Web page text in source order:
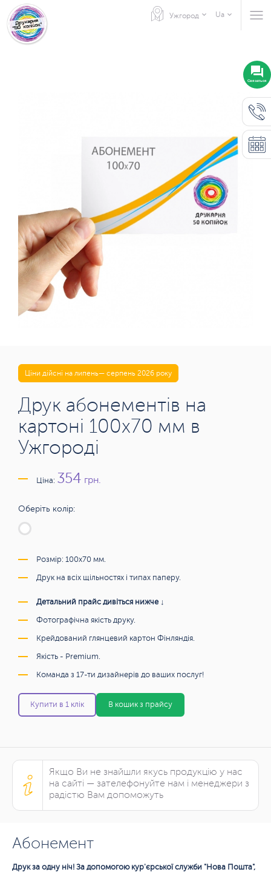
Ужгород Ua
Ціни дійсні на липень— серпень 2026 року
Друк абонементів на
картоні 100х70 мм в
Ужгороді
Ціна: 354 грн.
Оберіть колір:
Розмір: 100x70 мм.
Друк на всіх щільностях і типах паперу.
Детальний прайс дивіться нижче ↓
Фотографічна якість друку.
Крейдований глянцевий картон Фінляндія.
Якість - Premium.
Команда з 17-ти дизайнерів до ваших послуг!
Купити в 1 клік В кошик з прайсу
Якщо Ви не знайшли якусь продукцію у нас
на сайті — зателефонуйте нам і менеджери з
радістю Вам допоможуть
Абонемент
Друк за одну ніч! За допомогою кур'єрської служби "Нова Пошта",